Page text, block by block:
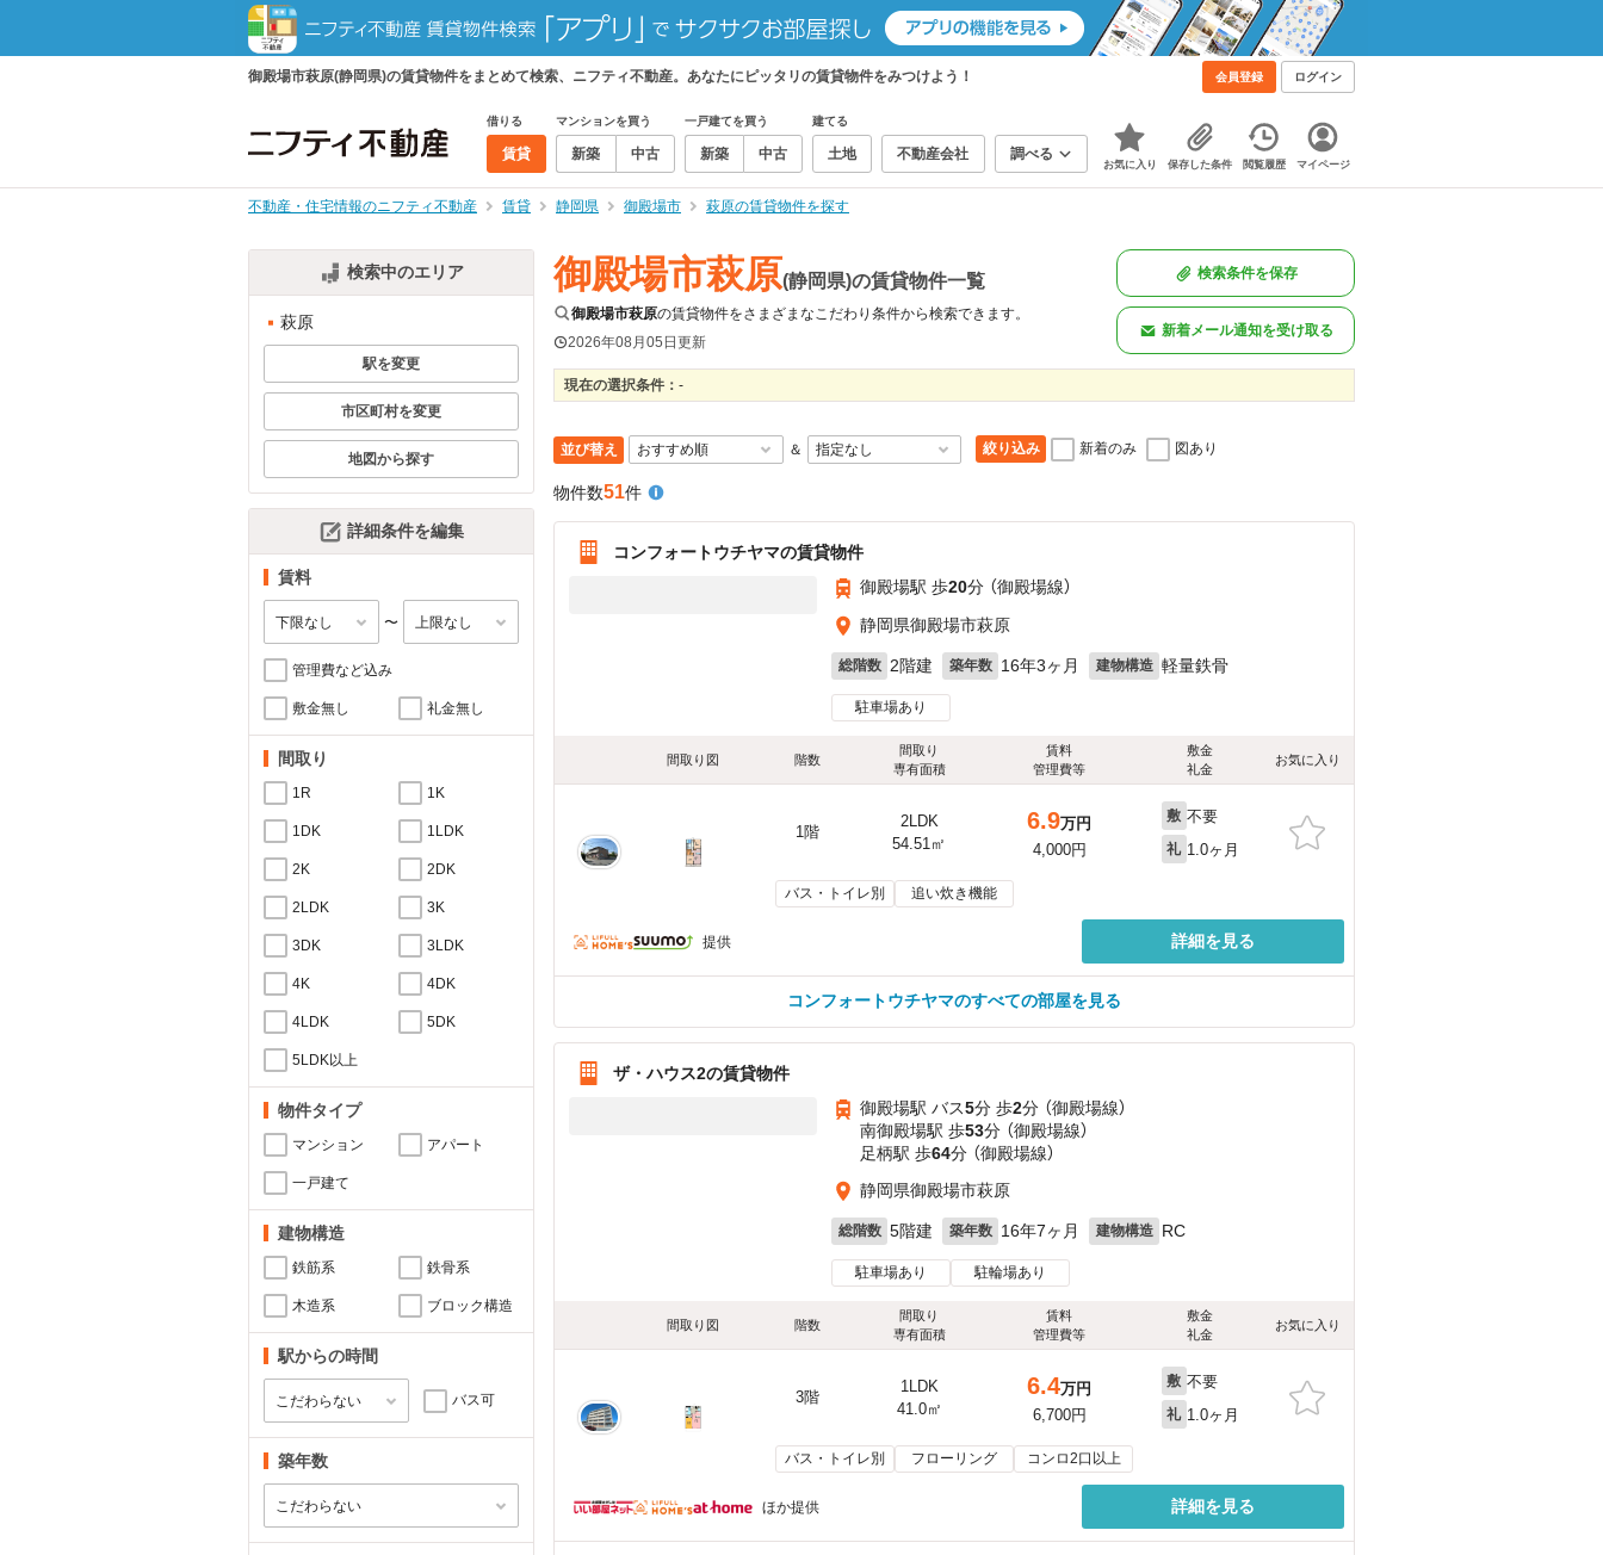
御殿場市萩原(静岡県)の賃貸物件をまとめて検索、ニフティ不動産。あなたにピッタリの賃貸物件をみつけよう！ 会員登録 ログイン
借りる
賃貸
マンションを買う
新築 中古
一戸建てを買う
新築 中古
建てる
土地 不動産会社 調べる
お気に入り 保存した条件 閲覧履歴 マイページ
不動産・住宅情報のニフティ不動産 賃貸 静岡県 御殿場市 萩原の賃貸物件を探す
検索中のエリア
萩原
駅を変更
市区町村を変更
地図から探す
詳細条件を編集
賃料
〜
管理費など込み
敷金無し 礼金無し
間取り
1R 1K
1DK 1LDK
2K 2DK
2LDK 3K
3DK 3LDK
4K 4DK
4LDK 5DK
5LDK以上
物件タイプ
マンション アパート
一戸建て
建物構造
鉄筋系 鉄骨系
木造系 ブロック構造
駅からの時間
バス可
築年数
御殿場市萩原(静岡県)の賃貸物件一覧
御殿場市萩原の賃貸物件をさまざまなこだわり条件から検索できます。
2026年08月05日更新
検索条件を保存
新着メール通知を受け取る
現在の選択条件： -
並び替え ＆ 絞り込み 新着のみ 図あり
物件数51件
コンフォートウチヤマの賃貸物件
御殿場駅 歩20分 （御殿場線）
静岡県御殿場市萩原
総階数 2階建 築年数 16年3ヶ月 建物構造 軽量鉄骨
駐車場あり
間取り図 階数
間取り
専有面積
賃料
管理費等
敷金
礼金
お気に入り
1階
2LDK
54.51㎡
6.9万円
4,000円
敷 不要
礼 1.0ヶ月
バス・トイレ別 追い炊き機能
提供 詳細を見る
コンフォートウチヤマのすべての部屋を見る
ザ・ハウス2の賃貸物件
御殿場駅 バス5分 歩2分 （御殿場線）
南御殿場駅 歩53分 （御殿場線）
足柄駅 歩64分 （御殿場線）
静岡県御殿場市萩原
総階数 5階建 築年数 16年7ヶ月 建物構造 RC
駐車場あり 駐輪場あり
間取り図 階数
間取り
専有面積
賃料
管理費等
敷金
礼金
お気に入り
3階
1LDK
41.0㎡
6.4万円
6,700円
敷 不要
礼 1.0ヶ月
バス・トイレ別 フローリング コンロ2口以上
ほか提供 詳細を見る